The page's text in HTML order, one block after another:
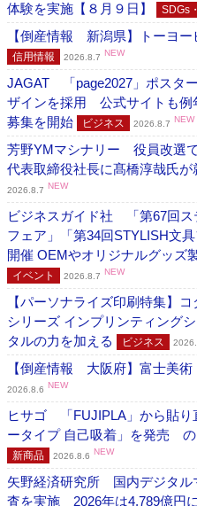
体験を実施【８月９日】
SDGs
【倒産情報 新潟県】トーヨ
信用情報 2026.8.7 NEW
JAGAT 「page2027」ポスタ
ザインを採用 公式サイトも例
募集を開始
ビジネス 2026.8.7 NEW
芳野YMマシナリー 役員改選
代表取締役社長に髙橋淳哉氏が
2026.8.7 NEW
ビジネスガイド社 「第67回ス
フェア」「第34回STYLISH文
開催 OEMやオリジナルグッズ
イベント 2026.8.7 NEW
【パーソナライズ印刷特集】
シリーズ インプリンティング
タルの力を加える
ビジネス
【倒産情報 大阪府】富士美
2026.8.6 NEW
ヒサゴ 「FUJIPLA」から貼り
ータイプ 自己吸着」を発売
新商品 2026.8.6 NEW
矢野経済研究所 国内デジタル
査を実施 2026年は4,789億円